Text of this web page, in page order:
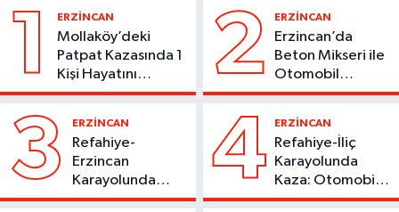
1 ERZİNCAN
Mollaköy’deki
Patpat Kazasında 1
Kişi Hayatını
Kaybetti
2 ERZİNCAN
Erzincan’da
Beton Mikseri ile
Otomobil
Çarpıştı
3 ERZİNCAN
Refahiye-
Erzincan
Karayolunda
Kaza: Otomobil
4 ERZİNCAN
Refahiye-İliç
Karayolunda
Kaza: Otomobil
Yoldan Çıktı, 6